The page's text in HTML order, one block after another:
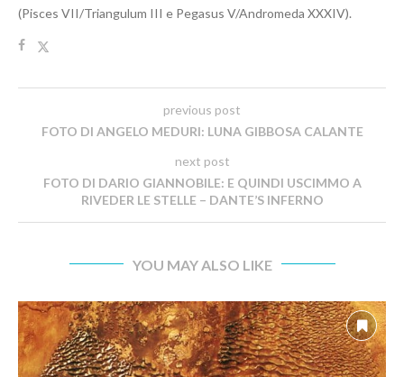
(Pisces VII/Triangulum III e Pegasus V/Andromeda XXXIV).
previous post
FOTO DI ANGELO MEDURI: LUNA GIBBOSA CALANTE
next post
FOTO DI DARIO GIANNOBILE: E QUINDI USCIMMO A
RIVEDER LE STELLE – DANTE’S INFERNO
YOU MAY ALSO LIKE